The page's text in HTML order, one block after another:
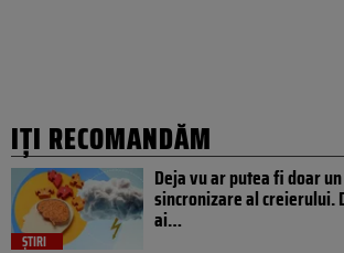
IȚI RECOMANDĂM
ȘTIRI
Deja vu ar putea fi doar
sincronizare al creierului.
ai…